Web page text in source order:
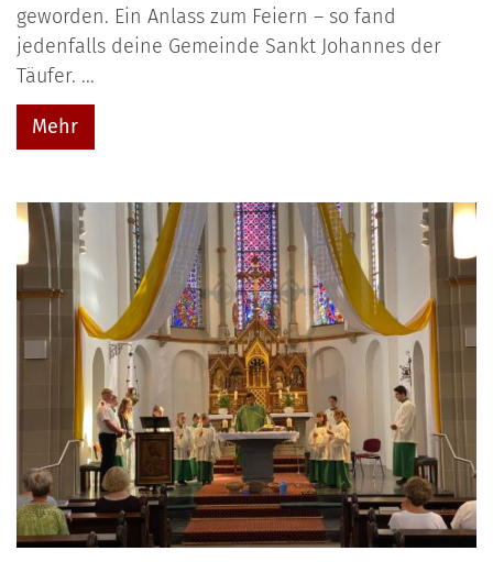
geworden. Ein Anlass zum Feiern – so fand
jedenfalls deine Gemeinde Sankt Johannes der
Täufer. ...
Mehr